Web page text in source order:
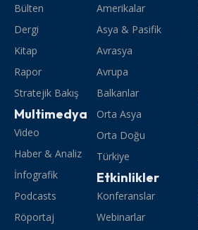
Bülten
Dergi
Kitap
Rapor
Stratejik Bakış
Multimedya
Video
Haber & Analiz
İnfografik
Podcasts
Röportaj
Amerikalar
Asya & Pasifik
Avrasya
Avrupa
Balkanlar
Orta Asya
Orta Doğu
Türkiye
Etkinlikler
Konferanslar
Webinarlar